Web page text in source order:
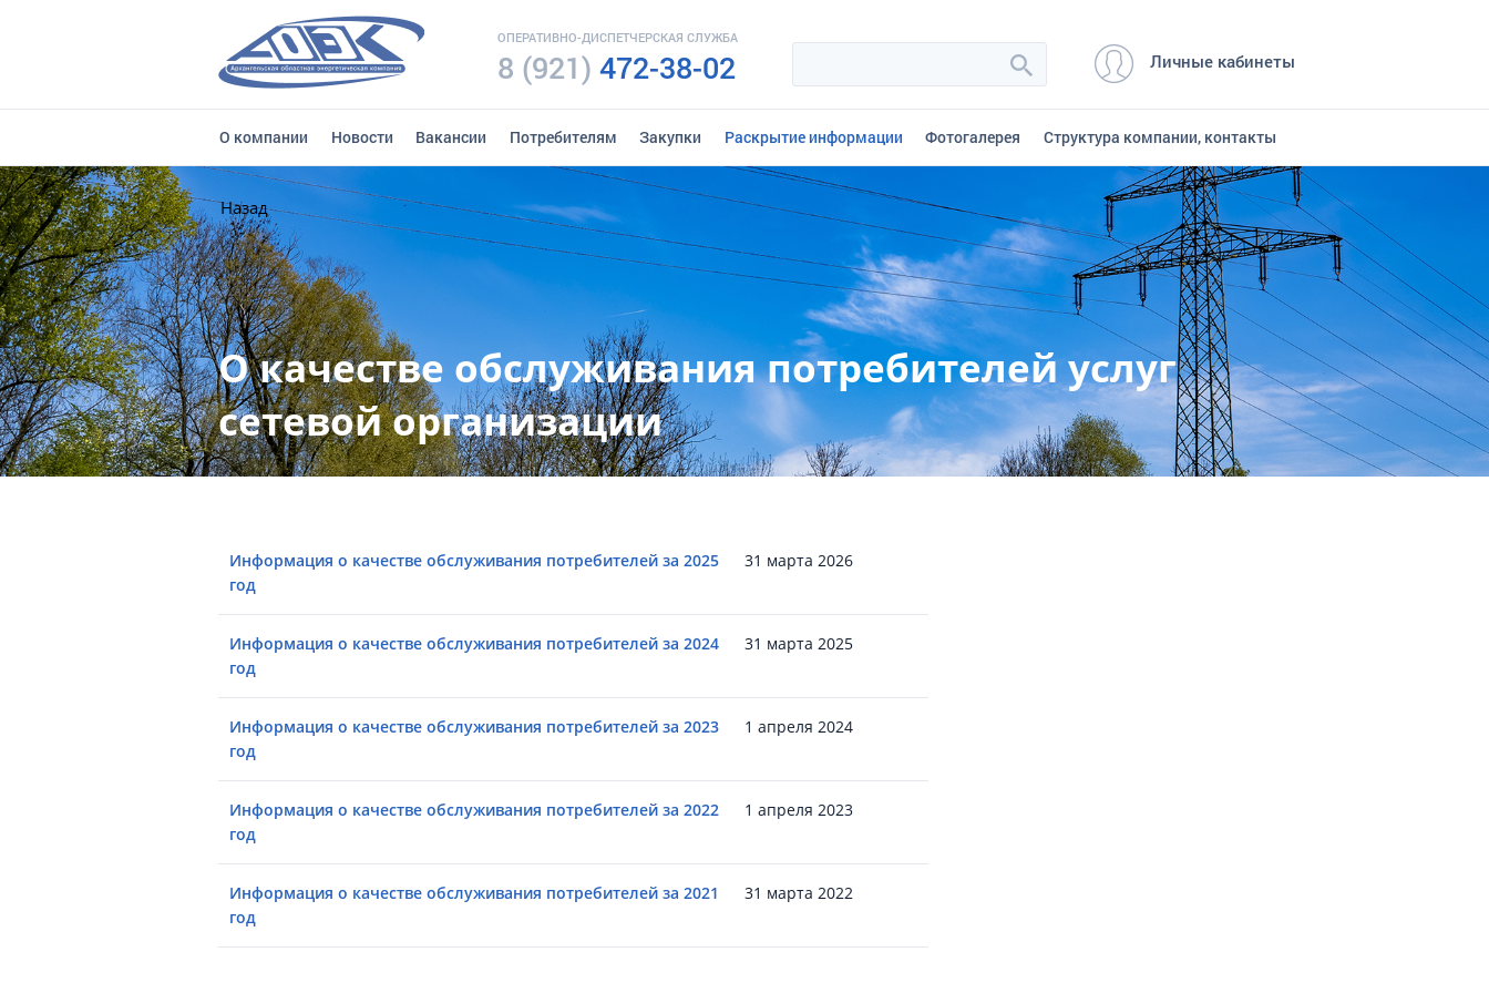
ОПЕРАТИВНО-ДИСПЕТЧЕРСКАЯ СЛУЖБА
8 (921) 472-38-02 Личные кабинеты
О компании Новости Вакансии Потребителям Закупки Раскрытие информации Фотогалерея Структура компании, контакты
Назад
О качестве обслуживания потребителей услуг
сетевой организации
Информация о качестве обслуживания потребителей за 2025
год
31 марта 2026
Информация о качестве обслуживания потребителей за 2024
год
31 марта 2025
Информация о качестве обслуживания потребителей за 2023
год
1 апреля 2024
Информация о качестве обслуживания потребителей за 2022
год
1 апреля 2023
Информация о качестве обслуживания потребителей за 2021
год
31 марта 2022